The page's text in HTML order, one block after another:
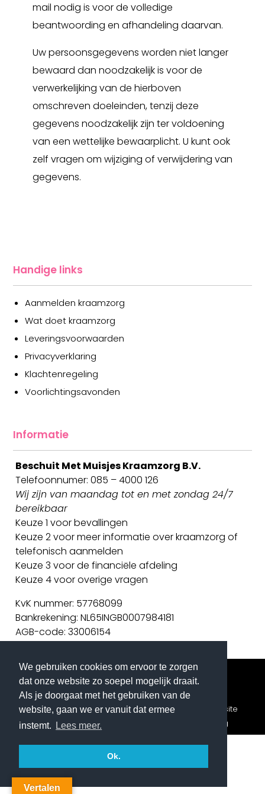
We gebruiken cookies om ervoor te zorgen
dat onze website zo soepel mogelijk draait.
Als je doorgaat met het gebruiken van de
website, gaan we er vanuit dat ermee
instemt.
Lees meer.
Ok.
mail nodig is voor de volledige
beantwoording en afhandeling daarvan.
Uw persoonsgegevens worden niet langer
bewaard dan noodzakelijk is voor de
verwerkelijking van de hierboven
omschreven doeleinden, tenzij deze
gegevens noodzakelijk zijn ter voldoening
van een wettelijke bewaarplicht. U kunt ook
zelf vragen om wijziging of verwijdering van
gegevens.
Handige links
Aanmelden kraamzorg
Wat doet kraamzorg
Leveringsvoorwaarden
Privacyverklaring
Klachtenregeling
Voorlichtingsavonden
Informatie
Beschuit Met Muisjes Kraamzorg B.V.
Telefoonnumer: 085 – 4000 126
Wij zijn van maandag tot en met zondag 24/7
bereikbaar
Keuze 1 voor bevallingen
Keuze 2 voor meer informatie over kraamzorg of
telefonisch aanmelden
Keuze 3 voor de financiële afdeling
Keuze 4 voor overige vragen
KvK nummer: 57768099
Bankrekening: NL65INGB0007984181
AGB-code: 33006154
© Copyright Beschuit met muisjes kraamzorg| Website
gemaakt doorFlexamedia Privacyverklaring
Vertalen